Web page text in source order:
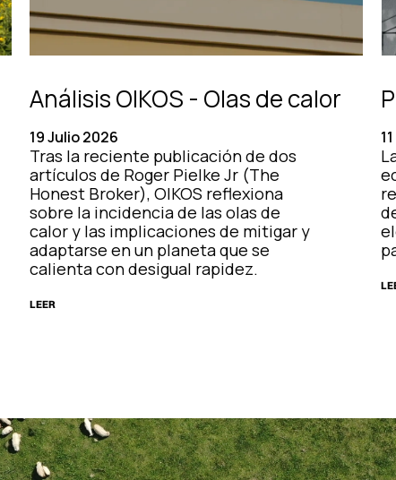
Análisis OIKOS - Olas de calor
19 Julio 2026
Tras la reciente publicación de dos
artículos de Roger Pielke Jr (The
Honest Broker), OIKOS reflexiona
sobre la incidencia de las olas de
calor y las implicaciones de mitigar y
adaptarse en un planeta que se
calienta con desigual rapidez.
LEER